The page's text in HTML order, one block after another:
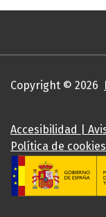
Copyright © 2026
Accesibilidad
Política de cookies